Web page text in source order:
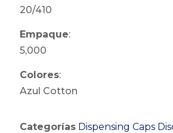
20/410
Empaque:
5,000
Colores:
Azul Cotton
Categorías Dispensing Caps